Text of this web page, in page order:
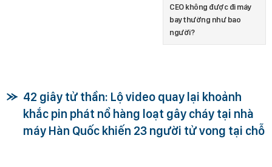
CEO không được đi máy
bay thường như bao
người?
42 giây tử thần: Lộ video quay lại khoảnh
khắc pin phát nổ hàng loạt gây cháy tại nhà
máy Hàn Quốc khiến 23 người tử vong tại chỗ